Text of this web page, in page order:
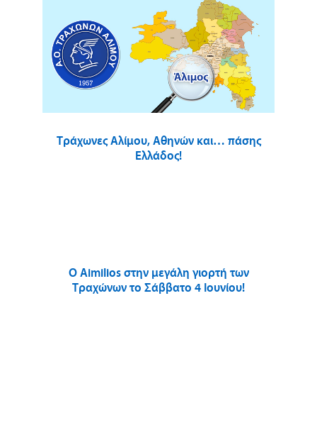
Tράχωνες Aλίμου, Αθηνών και… πάσης
Ελλάδος!
O Αimilios στην μεγάλη γιορτή των
Τραχώνων το Σάββατο 4 Ιουνίου!